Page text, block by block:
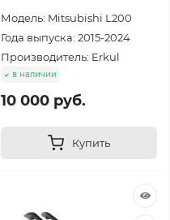
Модель: Mitsubishi L200
Года выпуска: 2015-2024
Производитель: Erkul
в наличии
10 000 руб.
Купить